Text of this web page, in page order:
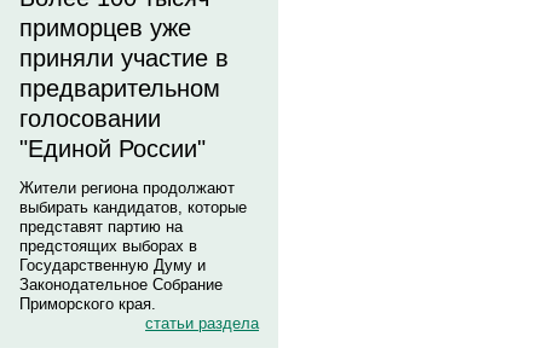
приморцев уже
приняли участие в
предварительном
голосовании
"Единой России"
Жители региона продолжают
выбирать кандидатов, которые
представят партию на
предстоящих выборах в
Государственную Думу и
Законодательное Собрание
Приморского края.
статьи раздела